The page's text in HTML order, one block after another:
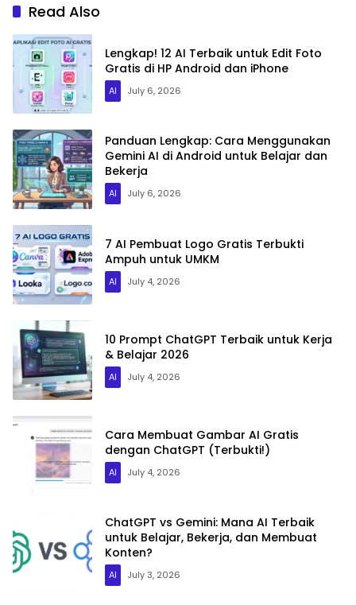
Read Also
Lengkap! 12 AI Terbaik untuk Edit Foto
Gratis di HP Android dan iPhone
AI July 6, 2026
Panduan Lengkap: Cara Menggunakan
Gemini AI di Android untuk Belajar dan
Bekerja
AI July 6, 2026
7 AI Pembuat Logo Gratis Terbukti
Ampuh untuk UMKM
AI July 4, 2026
10 Prompt ChatGPT Terbaik untuk Kerja
& Belajar 2026
AI July 4, 2026
Cara Membuat Gambar AI Gratis
dengan ChatGPT (Terbukti!)
AI July 4, 2026
ChatGPT vs Gemini: Mana AI Terbaik
untuk Belajar, Bekerja, dan Membuat
Konten?
AI July 3, 2026